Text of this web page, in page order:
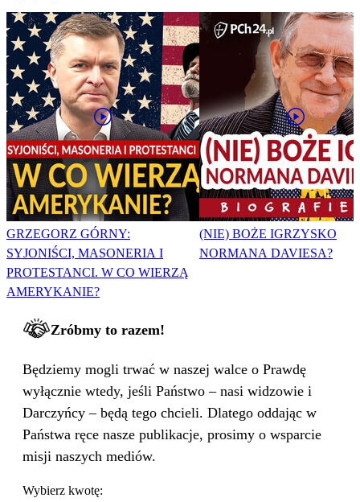
GRZEGORZ GÓRNY:
SYJONIŚCI, MASONERIA I
PROTESTANCI. W CO WIERZĄ
AMERYKANIE?
(NIE) BOŻE IGRZYSKO
NORMANA DAVIESA?
Zróbmy to razem!
Będziemy mogli trwać w naszej walce o Prawdę
wyłącznie wtedy, jeśli Państwo – nasi widzowie i
Darczyńcy – będą tego chcieli. Dlatego oddając w
Państwa ręce nasze publikacje, prosimy o wsparcie
misji naszych mediów.
Wybierz kwotę: